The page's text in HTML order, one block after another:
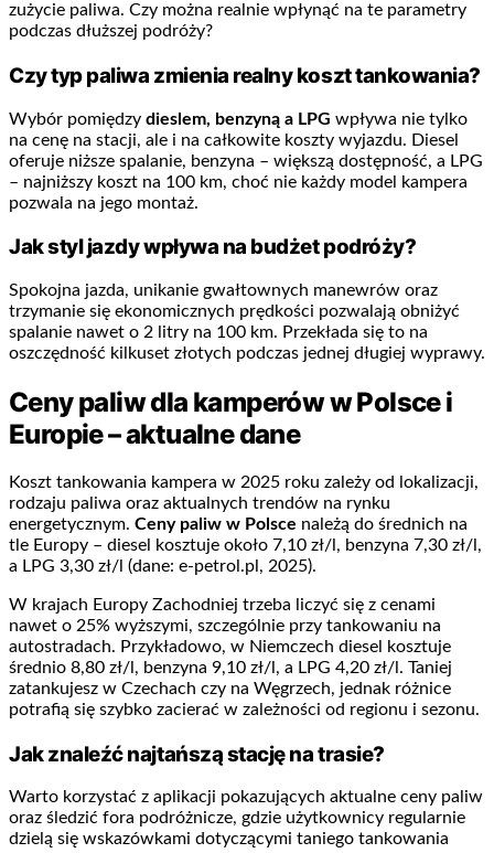
zużycie paliwa. Czy można realnie wpłynąć na te parametry
podczas dłuższej podróży?
Czy typ paliwa zmienia realny koszt tankowania?
Wybór pomiędzy dieslem, benzyną a LPG wpływa nie tylko
na cenę na stacji, ale i na całkowite koszty wyjazdu. Diesel
oferuje niższe spalanie, benzyna – większą dostępność, a LPG
– najniższy koszt na 100 km, choć nie każdy model kampera
pozwala na jego montaż.
Jak styl jazdy wpływa na budżet podróży?
Spokojna jazda, unikanie gwałtownych manewrów oraz
trzymanie się ekonomicznych prędkości pozwalają obniżyć
spalanie nawet o 2 litry na 100 km. Przekłada się to na
oszczędność kilkuset złotych podczas jednej długiej wyprawy.
Ceny paliw dla kamperów w Polsce i
Europie – aktualne dane
Koszt tankowania kampera w 2025 roku zależy od lokalizacji,
rodzaju paliwa oraz aktualnych trendów na rynku
energetycznym. Ceny paliw w Polsce należą do średnich na
tle Europy – diesel kosztuje około 7,10 zł/l, benzyna 7,30 zł/l,
a LPG 3,30 zł/l (dane: e-petrol.pl, 2025).
W krajach Europy Zachodniej trzeba liczyć się z cenami
nawet o 25% wyższymi, szczególnie przy tankowaniu na
autostradach. Przykładowo, w Niemczech diesel kosztuje
średnio 8,80 zł/l, benzyna 9,10 zł/l, a LPG 4,20 zł/l. Taniej
zatankujesz w Czechach czy na Węgrzech, jednak różnice
potrafią się szybko zacierać w zależności od regionu i sezonu.
Jak znaleźć najtańszą stację na trasie?
Warto korzystać z aplikacji pokazujących aktualne ceny paliw
oraz śledzić fora podróżnicze, gdzie użytkownicy regularnie
dzielą się wskazówkami dotyczącymi taniego tankowania